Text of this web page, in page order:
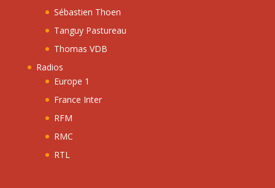
Sébastien Thoen
Tanguy Pastureau
Thomas VDB
Radios
Europe 1
France Inter
RFM
RMC
RTL